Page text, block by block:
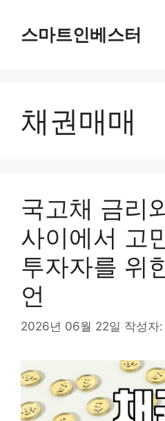
스마트인베스터
채권매매
국고채 금리
사이에서 고
투자자를 위
언
2026년 06월 22일 작성자: